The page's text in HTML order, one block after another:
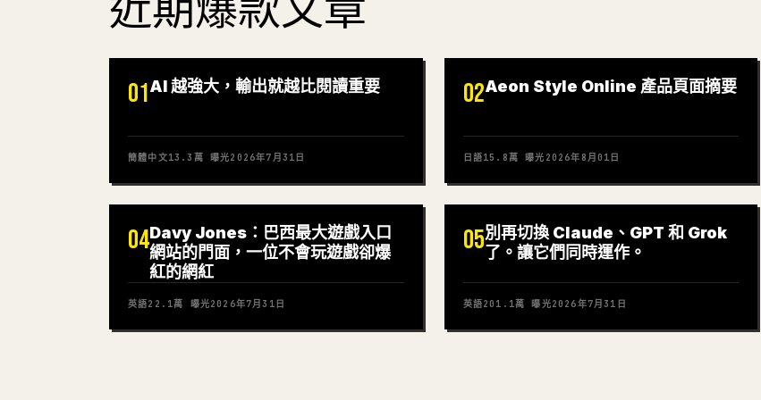
近期爆款文章
01AI 越強大，輸出就越比閱讀重要
簡體中文13.3萬 曝光2026年7月31日
02Aeon Style Online 產品頁面摘要
日語15.8萬 曝光 2026年8月01日
04Davy Jones：巴西最大遊戲入口
網站的門面，一位不會玩遊戲卻爆
紅的網紅
英語22.1萬 曝光2026年7月31日
05別再切換 Claude、GPT 和 Grok
了。讓它們同時運作。
英語201.1萬 曝光2026年7月31日